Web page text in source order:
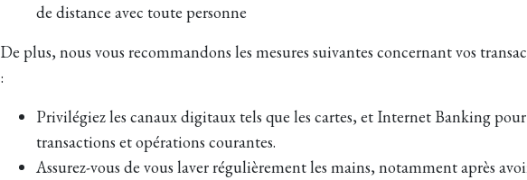
de distance avec toute personne
De plus, nous vous recommandons les mesures suivantes concernant vos
:
Privilégiez les canaux digitaux tels que les cartes, et Internet Banking
transactions et opérations courantes.
Assurez-vous de vous laver régulièrement les mains, notamment après